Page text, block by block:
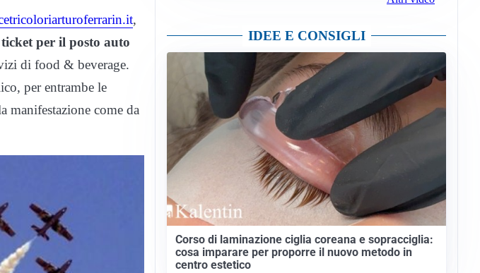
,
per il posto auto
di food & beverage.
per entrambe le
manifestazione come da
IDEE E CONSIGLI
Corso di laminazione ciglia coreana e sopracciglia:
cosa imparare per proporre il nuovo metodo in
centro estetico